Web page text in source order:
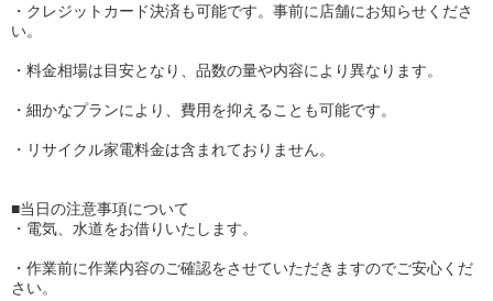
・クレジットカード決済も可能です。事前に店舗にお知らせくださ
い。
・料金相場は目安となり、品数の量や内容により異なります。
・細かなプランにより、費用を抑えることも可能です。
・リサイクル家電料金は含まれておりません。
■当日の注意事項について
・電気、水道をお借りいたします。
・作業前に作業内容のご確認をさせていただきますのでご安心くだ
さい。